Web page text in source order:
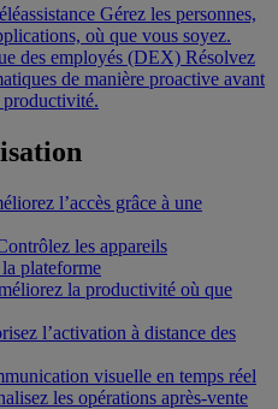
Gérez les personnes,
où que vous soyez.
des employés (DEX) Résolvez
de manière proactive avant
productivité.
l’accès grâce à une
les appareils
plateforme
la productivité où que
l’activation à distance des
visuelle en temps réel
les opérations après-vente